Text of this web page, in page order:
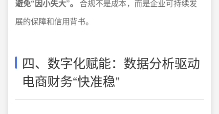
避免“因小失大”。
合规不是成本，而是企业可持续发
展的保障和信用背书。
四、数字化赋能：数据分析驱动
电商财务“快准稳”